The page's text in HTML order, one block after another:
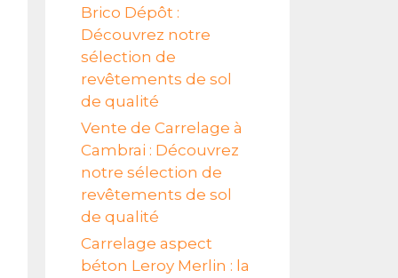
Brico Dépôt :
Découvrez notre
sélection de
revêtements de sol
de qualité
Vente de Carrelage à
Cambrai : Découvrez
notre sélection de
revêtements de sol
de qualité
Carrelage aspect
béton Leroy Merlin : la